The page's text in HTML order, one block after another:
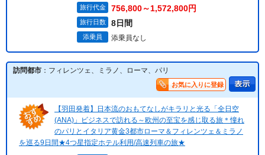
旅行代金 756,800～1,572,800円
旅行日数 8日間
添乗員 添乗員なし
訪問都市 ：フィレンツェ、ミラノ、ローマ、パリ
お気に入りに登録
【羽田発着】日本流のおもてなしがキラリと光る「全日空
(ANA)」ビジネスで訪れる～欧州の至宝を感じ取る旅＊憧れ
のパリとイタリア黄金3都市ローマ＆フィレンツェ＆ミラノ
を巡る9日間★4つ星指定ホテル利用/高速列車の旅★